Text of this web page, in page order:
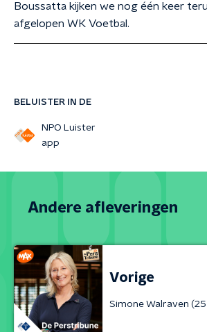
BELUISTER IN DE
NPO Luister
app
Boussatta kijken we nog één keer
afgelopen WK Voetbal.
Andere afleveringen
Vorige
Simone Walraven